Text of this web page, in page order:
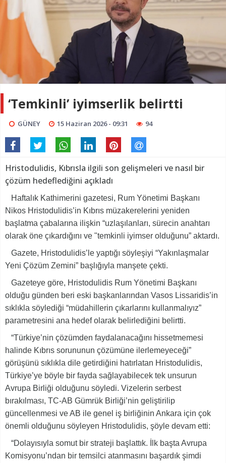
‘Temkinli’ iyimserlik belirtti
GÜNEY 15 Haziran 2026 - 09:31 94
Hristodulidis, Kıbrısla ilgili son gelişmeleri ve nasıl bir
çözüm hedeflediğini açıkladı
Haftalık Kathimerini gazetesi, Rum Yönetimi Başkanı
Nikos Hristodulidis’in Kıbrıs müzakerelerini yeniden
başlatma çabalarına ilişkin “uzlaşılanları, sürecin anahtarı
olarak öne çıkardığını ve "temkinli iyimser olduğunu” aktardı.
Gazete, Hristodulidis’le yaptığı söyleşiyi “Yakınlaşmalar
Yeni Çözüm Zemini” başlığıyla manşete çekti.
Gazeteye göre, Hristodulidis Rum Yönetimi Başkanı
olduğu günden beri eski başkanlarından Vasos Lissaridis’in
sıklıkla söylediği “müdahillerin çıkarlarını kullanmalıyız”
parametresini ana hedef olarak belirlediğini belirtti.
“Türkiye’nin çözümden faydalanacağını hissetmemesi
halinde Kıbrıs sorununun çözümüne ilerlemeyeceği”
görüşünü sıklıkla dile getirdiğini hatırlatan Hristodulidis,
Türkiye’ye böyle bir fayda sağlayabilecek tek unsurun
Avrupa Birliği olduğunu söyledi. Vizelerin serbest
bırakılması, TC-AB Gümrük Birliği’nin geliştirilip
güncellenmesi ve AB ile genel iş birliğinin Ankara için çok
önemli olduğunu söyleyen Hristodulidis, şöyle devam etti:
“Dolayısıyla somut bir strateji başlattık. İlk başta Avrupa
Komisyonu’ndan bir temsilci atanmasını başardık şimdi